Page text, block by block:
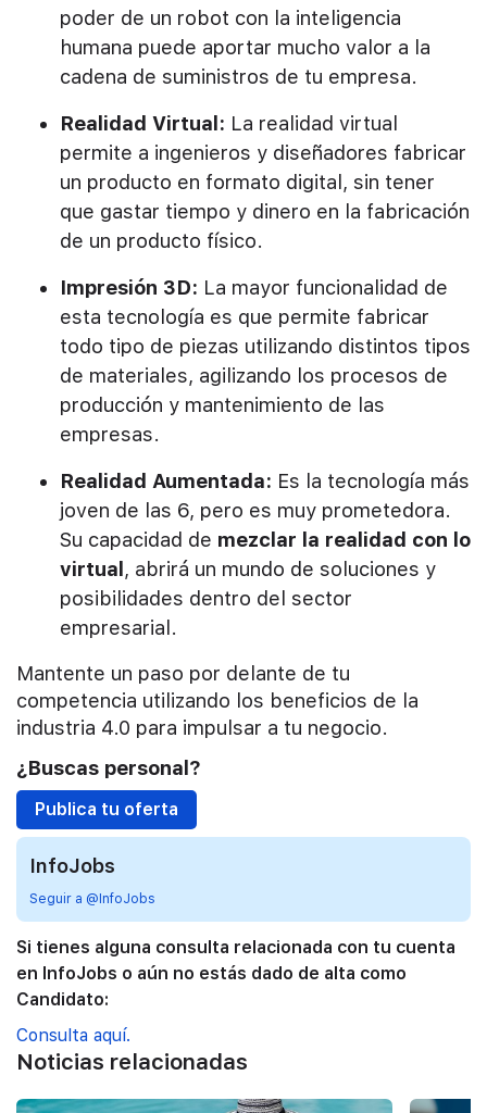
poder de un robot con la inteligencia
humana puede aportar mucho valor a la
cadena de suministros de tu empresa.
Realidad Virtual: La realidad virtual
permite a ingenieros y diseñadores fabricar
un producto en formato digital, sin tener
que gastar tiempo y dinero en la fabricación
de un producto físico.
Impresión 3D: La mayor funcionalidad de
esta tecnología es que permite fabricar
todo tipo de piezas utilizando distintos tipos
de materiales, agilizando los procesos de
producción y mantenimiento de las
empresas.
Realidad Aumentada: Es la tecnología más
joven de las 6, pero es muy prometedora.
Su capacidad de mezclar la realidad con lo
virtual, abrirá un mundo de soluciones y
posibilidades dentro del sector
empresarial.
Mantente un paso por delante de tu
competencia utilizando los beneficios de la
industria 4.0 para impulsar a tu negocio.
¿Buscas personal?
Publica tu oferta
InfoJobs
Seguir a @InfoJobs
Si tienes alguna consulta relacionada con tu cuenta
en InfoJobs o aún no estás dado de alta como
Candidato:
Consulta aquí.
Noticias relacionadas